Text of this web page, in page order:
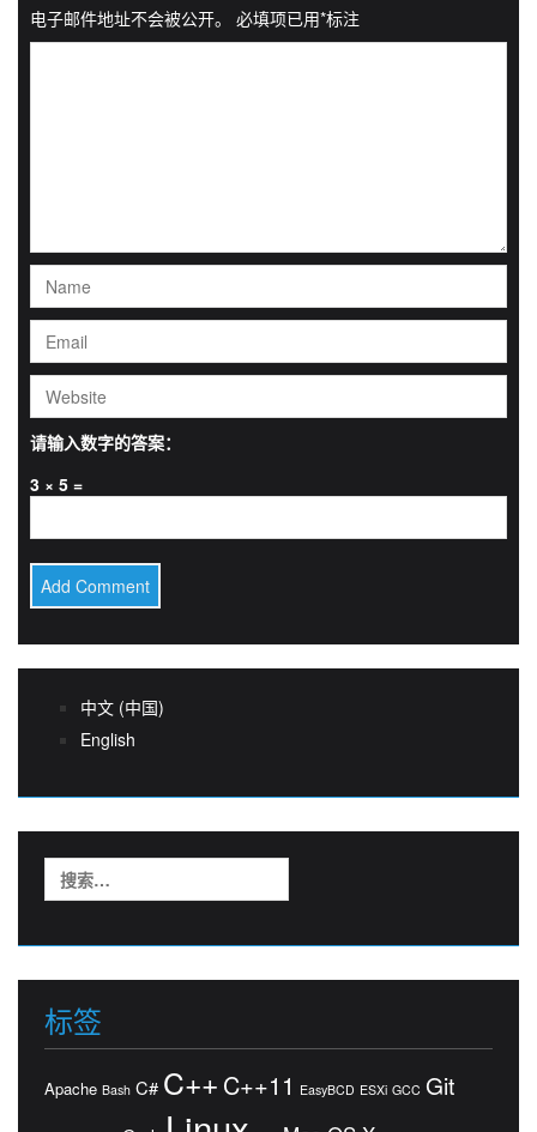
电子邮件地址不会被公开。 必填项已用*标注
请输入数字的答案：
3 × 5 =
中文 (中国)
English
索：
标签
Apache Bash C# C++ C++11 EasyBCD ESXi GCC Git